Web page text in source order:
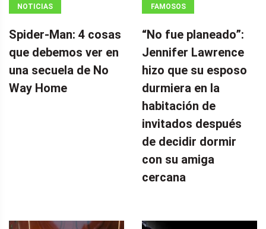
NOTICIAS
Spider-Man: 4 cosas
que debemos ver en
una secuela de No
Way Home
FAMOSOS
“No fue planeado”: ​​
Jennifer Lawrence
hizo que su esposo
durmiera en la
habitación de
invitados después
de decidir dormir
con su amiga
cercana